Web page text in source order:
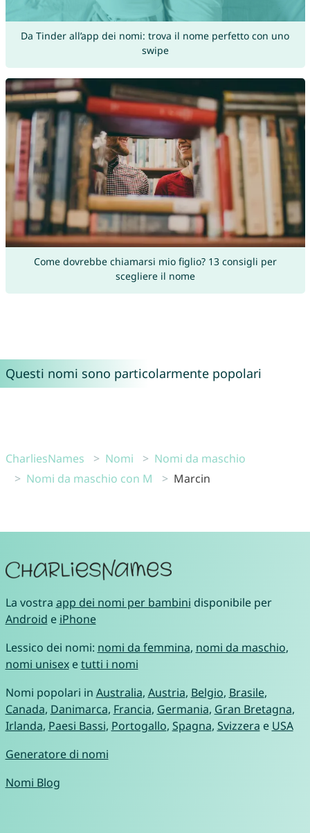
Da Tinder all’app dei nomi: trova il nome perfetto con uno
swipe
Come dovrebbe chiamarsi mio figlio? 13 consigli per
scegliere il nome
Questi nomi sono particolarmente popolari
CharliesNames Nomi
Nomi da maschio
Nomi da maschio con M
Marcin
La vostra app dei nomi per bambini disponibile per
Android e iPhone
Lessico dei nomi: nomi da femmina, nomi da maschio,
nomi unisexetutti i nomi
Nomi popolari in Australia, Austria, Belgio, Brasile,
Canada, Danimarca, Francia, Germania, Gran Bretagna,
Irlanda, Paesi Bassi, Portogallo, Spagna, Svizzera e USA
Generatore di nomi
Nomi Blog